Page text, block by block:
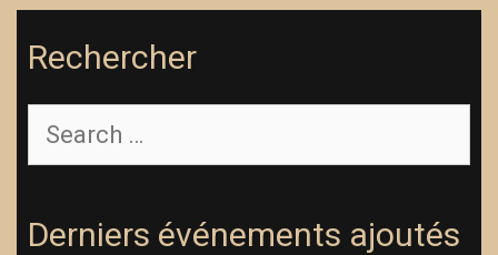
Rechercher
Search
for:
Derniers événements ajoutés